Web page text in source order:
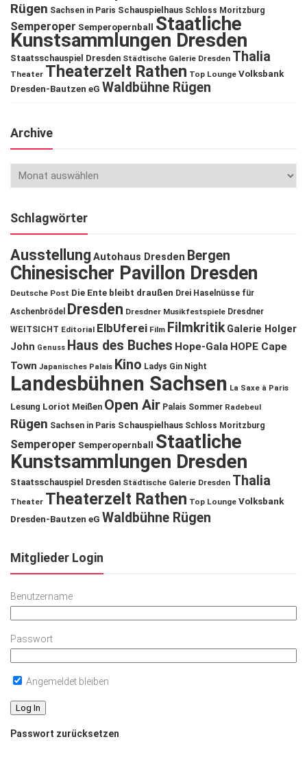
Rügen Sachsen in Paris Schauspielhaus Schloss Moritzburg
Semperoper Semperopernball Staatliche
Kunstsammlungen Dresden
Staatsschauspiel Dresden Städtische Galerie Dresden Thalia
Theater Theaterzelt Rathen Top Lounge Volksbank
Dresden-Bautzen eG Waldbühne Rügen
Archive
Schlagwörter
Ausstellung Autohaus Dresden Bergen
Chinesischer Pavillon Dresden
Deutsche Post Die Ente bleibt draußen Drei Haselnüsse für
Aschenbrödel
Dresden Dresdner Musikfestspiele Dresdner
WEITSICHT Editorial ElbUferei Film Filmkritik Galerie Holger
John Genuss Haus des Buches Hope-Gala HOPE Cape
Town Japanisches Palais Kino Ladys Gin Night
Landesbühnen Sachsen La Saxe à Paris
Lesung Loriot Meißen Open Air Palais Sommer Radebeul
Rügen Sachsen in Paris Schauspielhaus Schloss Moritzburg
Semperoper Semperopernball
Staatliche
Kunstsammlungen Dresden
Staatsschauspiel Dresden Städtische Galerie Dresden Thalia
Theater Theaterzelt Rathen Top Lounge Volksbank
Dresden-Bautzen eG Waldbühne Rügen
Mitglieder Login
Benutzername
Passwort
Angemeldet bleiben
Passwort zurücksetzen